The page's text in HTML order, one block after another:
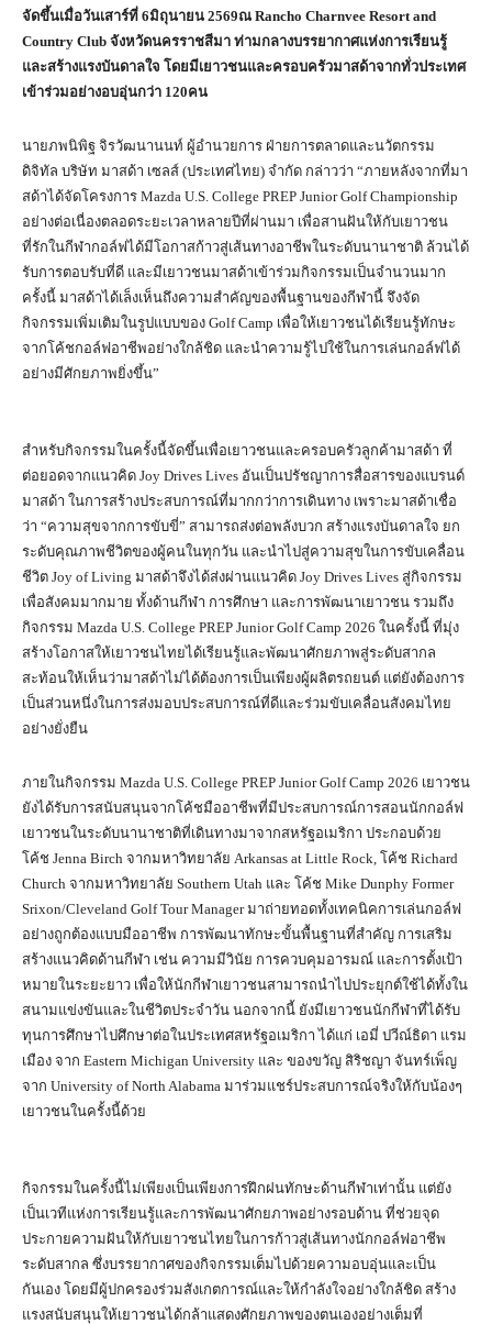
จัดขึ้นเมื่อวันเสาร์ที่ 6มิถุนายน 2569ณ Rancho Charnvee Resort and
Country Club จังหวัดนครราชสีมา ท่ามกลางบรรยากาศแห่งการเรียนรู้
และสร้างแรงบันดาลใจ โดยมีเยาวชนและครอบครัวมาสด้าจากทั่วประเทศ
เข้าร่วมอย่างอบอุ่นกว่า 120คน
นายภพนิพิฐ จิรวัฒนานนท์ ผู้อำนวยการ ฝ่ายการตลาดและนวัตกรรม
ดิจิทัล บริษัท มาสด้า เซลส์ (ประเทศไทย) จำกัด กล่าวว่า “ภายหลังจากที่มา
สด้าได้จัดโครงการ Mazda U.S. College PREP Junior Golf Championship
อย่างต่อเนื่องตลอดระยะเวลาหลายปีที่ผ่านมา เพื่อสานฝันให้กับเยาวชน
ที่รักในกีฬากอล์ฟได้มีโอกาสก้าวสู่เส้นทางอาชีพในระดับนานาชาติ ล้วนได้
รับการตอบรับที่ดี และมีเยาวชนมาสด้าเข้าร่วมกิจกรรมเป็นจำนวนมาก
ครั้งนี้ มาสด้าได้เล็งเห็นถึงความสำคัญของพื้นฐานของกีฬานี้ จึงจัด
กิจกรรมเพิ่มเติมในรูปแบบของ Golf Camp เพื่อให้เยาวชนได้เรียนรู้ทักษะ
จากโค้ชกอล์ฟอาชีพอย่างใกล้ชิด และนำความรู้ไปใช้ในการเล่นกอล์ฟได้
อย่างมีศักยภาพยิ่งขึ้น”
สำหรับกิจกรรมในครั้งนี้จัดขึ้นเพื่อเยาวชนและครอบครัวลูกค้ามาสด้า ที่
ต่อยอดจากแนวคิด Joy Drives Lives อันเป็นปรัชญาการสื่อสารของแบรนด์
มาสด้า ในการสร้างประสบการณ์ที่มากกว่าการเดินทาง เพราะมาสด้าเชื่อ
ว่า “ความสุขจากการขับขี่” สามารถส่งต่อพลังบวก สร้างแรงบันดาลใจ ยก
ระดับคุณภาพชีวิตของผู้คนในทุกวัน และนำไปสู่ความสุขในการขับเคลื่อน
ชีวิต Joy of Living มาสด้าจึงได้ส่งผ่านแนวคิด Joy Drives Lives สู่กิจกรรม
เพื่อสังคมมากมาย ทั้งด้านกีฬา การศึกษา และการพัฒนาเยาวชน รวมถึง
กิจกรรม Mazda U.S. College PREP Junior Golf Camp 2026 ในครั้งนี้ ที่มุ่ง
สร้างโอกาสให้เยาวชนไทยได้เรียนรู้และพัฒนาศักยภาพสู่ระดับสากล
สะท้อนให้เห็นว่ามาสด้าไม่ได้ต้องการเป็นเพียงผู้ผลิตรถยนต์ แต่ยังต้องการ
เป็นส่วนหนึ่งในการส่งมอบประสบการณ์ที่ดีและร่วมขับเคลื่อนสังคมไทย
อย่างยั่งยืน
ภายในกิจกรรม Mazda U.S. College PREP Junior Golf Camp 2026 เยาวชน
ยังได้รับการสนับสนุนจากโค้ชมืออาชีพที่มีประสบการณ์การสอนนักกอล์ฟ
เยาวชนในระดับนานาชาติที่เดินทางมาจากสหรัฐอเมริกา ประกอบด้วย
โค้ช Jenna Birch จากมหาวิทยาลัย Arkansas at Little Rock, โค้ช Richard
Church จากมหาวิทยาลัย Southern Utah และ โค้ช Mike Dunphy Former
Srixon/Cleveland Golf Tour Manager มาถ่ายทอดทั้งเทคนิคการเล่นกอล์ฟ
อย่างถูกต้องแบบมืออาชีพ การพัฒนาทักษะขั้นพื้นฐานที่สำคัญ การเสริม
สร้างแนวคิดด้านกีฬา เช่น ความมีวินัย การควบคุมอารมณ์ และการตั้งเป้า
หมายในระยะยาว เพื่อให้นักกีฬาเยาวชนสามารถนำไปประยุกต์ใช้ได้ทั้งใน
สนามแข่งขันและในชีวิตประจำวัน นอกจากนี้ ยังมีเยาวชนนักกีฬาที่ได้รับ
ทุนการศึกษาไปศึกษาต่อในประเทศสหรัฐอเมริกา ได้แก่ เอมี่ ปวีณ์ธิดา แรม
เมือง จาก Eastern Michigan University และ ของขวัญ สิริชญา จันทร์เพ็ญ
จาก University of North Alabama มาร่วมแชร์ประสบการณ์จริงให้กับน้องๆ
เยาวชนในครั้งนี้ด้วย
กิจกรรมในครั้งนี้ไม่เพียงเป็นเพียงการฝึกฝนทักษะด้านกีฬาเท่านั้น แต่ยัง
เป็นเวทีแห่งการเรียนรู้และการพัฒนาศักยภาพอย่างรอบด้าน ที่ช่วยจุด
ประกายความฝันให้กับเยาวชนไทยในการก้าวสู่เส้นทางนักกอล์ฟอาชีพ
ระดับสากล ซึ่งบรรยากาศของกิจกรรมเต็มไปด้วยความอบอุ่นและเป็น
กันเอง โดยมีผู้ปกครองร่วมสังเกตการณ์และให้กำลังใจอย่างใกล้ชิด สร้าง
แรงสนับสนุนให้เยาวชนได้กล้าแสดงศักยภาพของตนเองอย่างเต็มที่